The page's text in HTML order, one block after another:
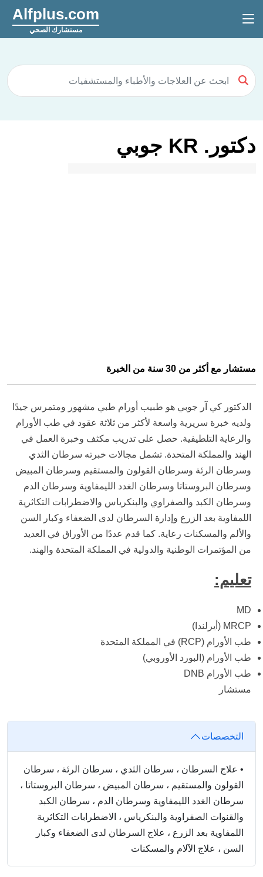
Alfplus.com
مستشارك الصحي
دكتور. KR جوبي
مستشار مع أكثر من 30 سنة من الخبرة
الدكتور كي آر جوبي هو طبيب أورام طبي مشهور ومتمرس جيدًا
ولديه خبرة سريرية واسعة لأكثر من ثلاثة عقود في طب الأورام
والرعاية التلطيفية. حصل على تدريب مكثف وخبرة العمل في
الهند والمملكة المتحدة. تشمل مجالات خبرته سرطان الثدي
وسرطان الرئة وسرطان القولون والمستقيم وسرطان المبيض
وسرطان البروستاتا وسرطان الغدد الليمفاوية وسرطان الدم
وسرطان الكبد والصفراوي والبنكرياس والاضطرابات التكاثرية
اللمفاوية بعد الزرع وإدارة السرطان لدى الضعفاء وكبار السن
والألم والمسكنات رعاية. كما قدم عددًا من الأوراق في العديد
من المؤتمرات الوطنية والدولية في المملكة المتحدة والهند.
تعليم:
MD
MRCP (أيرلندا)
طب الأورام (RCP) في المملكة المتحدة
طب الأورام (البورد الأوروبي)
طب الأورام DNB
مستشار
التخصصات
• علاج السرطان ، سرطان الثدي ، سرطان الرئة ، سرطان
القولون والمستقيم ، سرطان المبيض ، سرطان البروستاتا ،
سرطان الغدد الليمفاوية وسرطان الدم ، سرطان الكبد
والقنوات الصفراوية والبنكرياس ، الاضطرابات التكاثرية
اللمفاوية بعد الزرع ، علاج السرطان لدى الضعفاء وكبار
السن ، علاج الآلام والمسكنات